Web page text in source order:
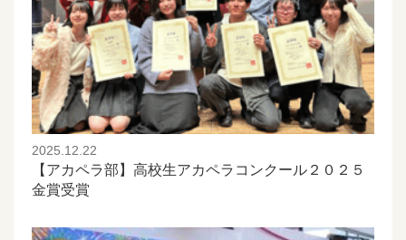
2025.12.22
【アカペラ部】高校生アカペラコンクール２０２５
金賞受賞